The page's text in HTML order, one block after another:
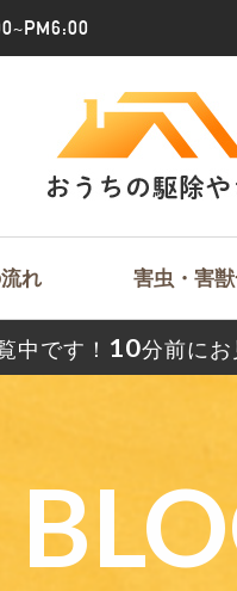
れ 害虫・害
中です！ 10分前にお